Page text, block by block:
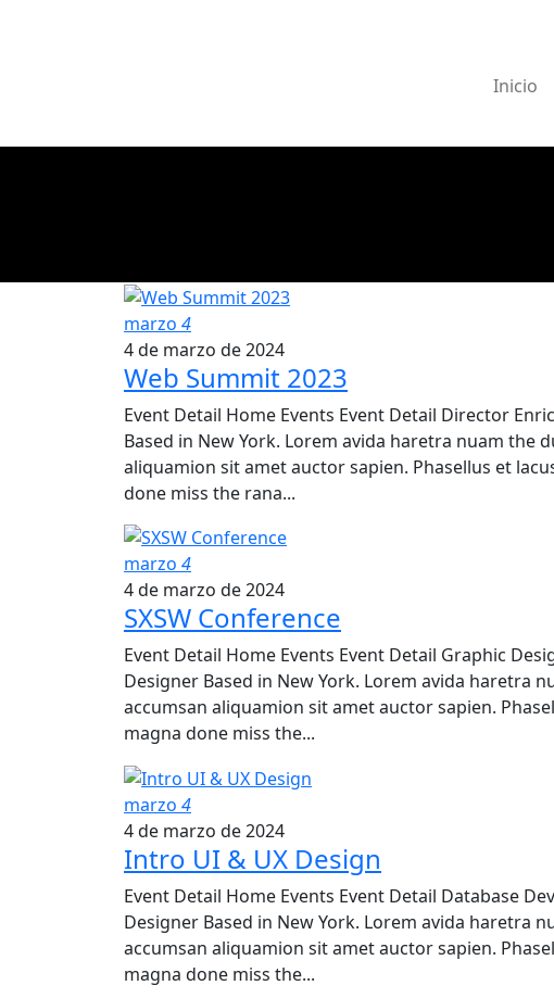
Inicio
marzo 4
4 de marzo de 2024
Web Summit 2023
Event Detail Home Events Event Detail Director
Based in New York. Lorem avida haretra nuam the
aliquamion sit amet auctor sapien. Phasellus et
done miss the rana...
marzo 4
4 de marzo de 2024
SXSW Conference
Event Detail Home Events Event Detail Graphic
Designer Based in New York. Lorem avida haretra
accumsan aliquamion sit amet auctor sapien.
magna done miss the...
marzo 4
4 de marzo de 2024
Intro UI & UX Design
Event Detail Home Events Event Detail Database
Designer Based in New York. Lorem avida haretra
accumsan aliquamion sit amet auctor sapien.
magna done miss the...